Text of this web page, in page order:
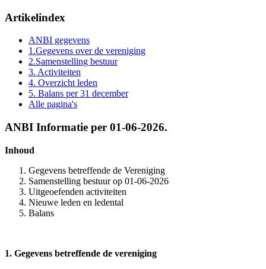
Artikelindex
ANBI gegevens
1.Gegevens over de vereniging
2.Samenstelling bestuur
3. Activiteiten
4. Overzicht leden
5. Balans per 31 december
Alle pagina's
ANBI Informatie per 01-06-2026.
Inhoud
Gegevens betreffende de Vereniging
Samenstelling bestuur op 01-06-2026
Uitgeoefenden activiteiten
Nieuwe leden en ledental
Balans
1. Gegevens betreffende de vereniging